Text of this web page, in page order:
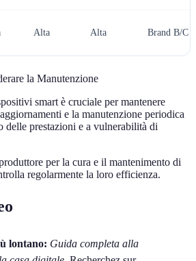
Alta Alta Brand B/C
la Manutenzione
smart è cruciale per mantenere
e la manutenzione periodica
delle prestazioni e a vulnerabilità di
per la cura e il mantenimento di
regolarmente la loro efficienza.
lontano: Guida completa alla